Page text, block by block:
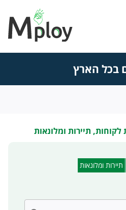
בכל הארץ
לקוחות, תיירות ומלונאות
תיירות ומלונאות